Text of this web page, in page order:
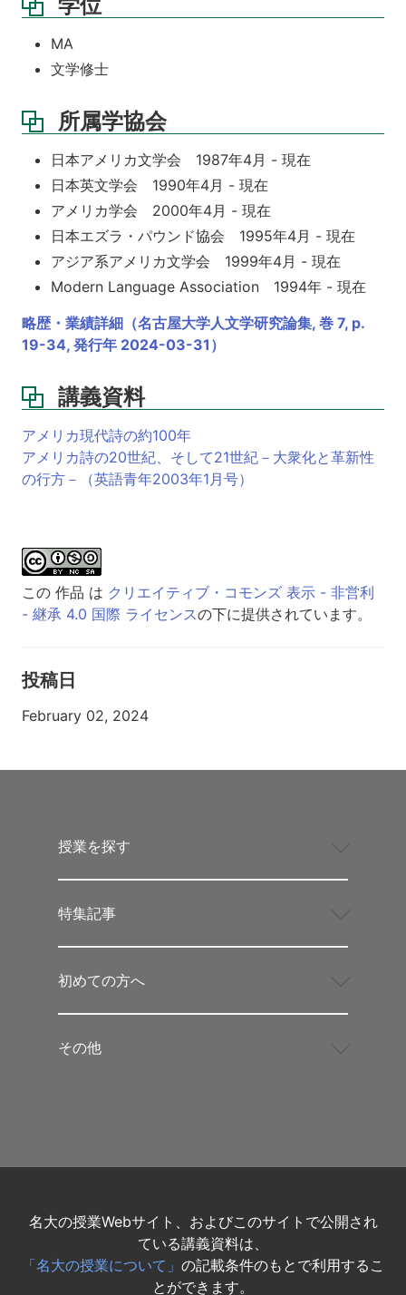
学位
MA
文学修士
所属学協会
日本アメリカ文学会 1987年4月 - 現在
日本英文学会 1990年4月 - 現在
アメリカ学会 2000年4月 - 現在
日本エズラ・パウンド協会 1995年4月 - 現在
アジア系アメリカ文学会 1999年4月 - 現在
Modern Language Association 1994年 - 現在
略歴・業績詳細（名古屋大学人文学研究論集, 巻 7, p.
19-34, 発行年 2024-03-31）
講義資料
アメリカ現代詩の約100年
アメリカ詩の20世紀、そして21世紀－大衆化と革新性
の行方－（英語青年2003年1月号）
この 作品 は クリエイティブ・コモンズ 表示 - 非営利
- 継承 4.0 国際 ライセンスの下に提供されています。
投稿日
February 02, 2024
授業を探す
特集記事
初めての方へ
その他
名大の授業Webサイト、およびこのサイトで公開され
ている講義資料は、
「名大の授業について」 の記載条件のもとで利用するこ
とができます。